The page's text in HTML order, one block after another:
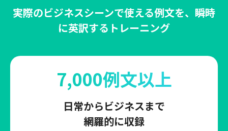
実際のビジネスシーンで使える例文を、瞬時
に英訳するトレーニング
7,000例文以上
日常からビジネスまで
網羅的に収録